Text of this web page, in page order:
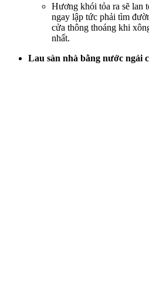
Hương khói tỏa ra sẽ lan
ngay lập tức phải tìm
cửa thông thoáng khi
nhất.
Lau sàn nhà bằng nước ngải